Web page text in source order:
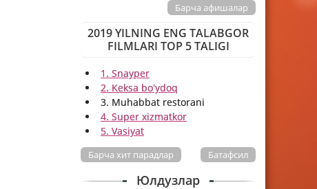
Барча афишалар
2019 YILNING ENG TALABGOR
FILMLARI TOP 5 TALIGI
1. Snayper
2. Keksa bo'ydoq
3. Muhabbat restorani
4. Super xizmatkor
5. Vasiyat
Батафсил
Барча хит парадлар
Юлдузлар